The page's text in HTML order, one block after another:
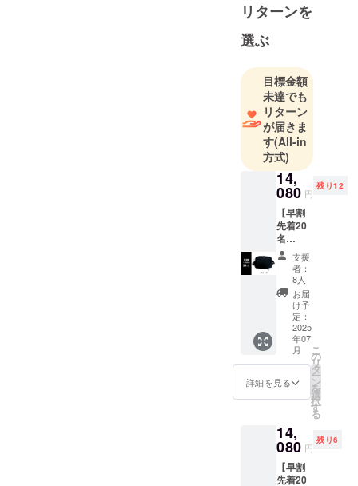
いたしまし
た。piunoに
は、日常に
溶け込むシ
ンプルなデ
ザインに
「あると嬉
しい」独自
の機能を何
かひとつプ
ラスしたモ
ノづくりを
目指すとい
う意味を込
めていま
す。
piunoは、少
人数のチー
ムですが、
これまでに
いくつかの
バッグ製品
のプロジェ
させていた
だき、多く
の支援者様
リターンを
選ぶ
目標金額
未達でも
リターン
が届きま
す(All-in
方式)
14,
080 円
残り12
【早割
先着20
名
20%OF
F】 完
成した
「バッ
CONME
ブラッ
ク」1つ
をお届
けしま
す。 一
般販売
予定価
￥17,60
0（税
込）
→￥14,
080（税
支援
者：
8人
お届
け予
定：
2025
年07
月
詳細を見る
こ
の
リ
タ
ー
ン
を
選
択
す
る
14,
080 円
残り6
【早割
先着20